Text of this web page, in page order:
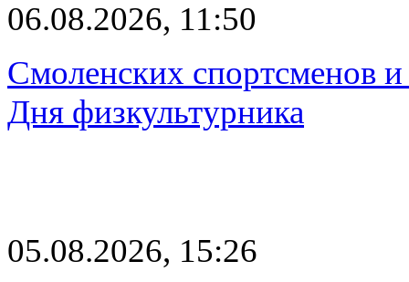
06.08.2026, 11:50
Смоленских спортсменов
Дня физкультурника
05.08.2026, 15:26